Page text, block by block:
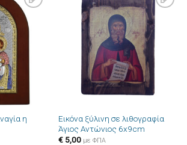
Πρόσθήκη
στην λίστα
επιθυμιών
η
Πρόσθήκη
στην λίστα
επιθυμιών
Εικόνα ξύλινη σε λιθογραφία
Άγιος Αντώνιος 6x9cm
€5,00 με ΦΠΑ